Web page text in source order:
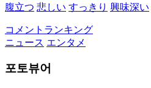
腹立つ 悲しい すっきり 興味深い
コメントランキング
ニュース エンタメ
포토뷰어